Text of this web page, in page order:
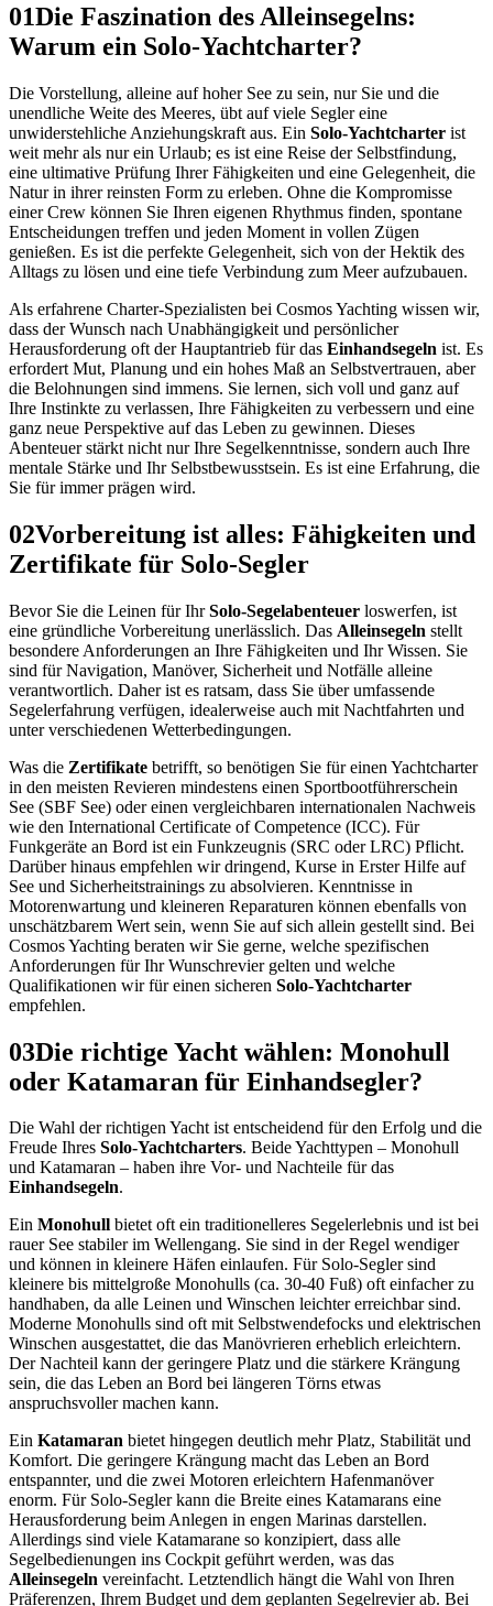
01Die Faszination des Alleinsegelns:
Warum ein Solo-Yachtcharter?
Die Vorstellung, alleine auf hoher See zu sein, nur Sie und die
unendliche Weite des Meeres, übt auf viele Segler eine
unwiderstehliche Anziehungskraft aus. Ein Solo-Yachtcharter ist
weit mehr als nur ein Urlaub; es ist eine Reise der Selbstfindung,
eine ultimative Prüfung Ihrer Fähigkeiten und eine Gelegenheit, die
Natur in ihrer reinsten Form zu erleben. Ohne die Kompromisse
einer Crew können Sie Ihren eigenen Rhythmus finden, spontane
Entscheidungen treffen und jeden Moment in vollen Zügen
genießen. Es ist die perfekte Gelegenheit, sich von der Hektik des
Alltags zu lösen und eine tiefe Verbindung zum Meer aufzubauen.
Als erfahrene Charter-Spezialisten bei Cosmos Yachting wissen wir,
dass der Wunsch nach Unabhängigkeit und persönlicher
Herausforderung oft der Hauptantrieb für das Einhandsegeln ist. Es
erfordert Mut, Planung und ein hohes Maß an Selbstvertrauen, aber
die Belohnungen sind immens. Sie lernen, sich voll und ganz auf
Ihre Instinkte zu verlassen, Ihre Fähigkeiten zu verbessern und eine
ganz neue Perspektive auf das Leben zu gewinnen. Dieses
Abenteuer stärkt nicht nur Ihre Segelkenntnisse, sondern auch Ihre
mentale Stärke und Ihr Selbstbewusstsein. Es ist eine Erfahrung, die
Sie für immer prägen wird.
02Vorbereitung ist alles: Fähigkeiten und
Zertifikate für Solo-Segler
Bevor Sie die Leinen für IhrSolo-Segelabenteuer loswerfen, ist
eine gründliche Vorbereitung unerlässlich. Das Alleinsegeln stellt
besondere Anforderungen an Ihre Fähigkeiten und Ihr Wissen. Sie
sind für Navigation, Manöver, Sicherheit und Notfälle alleine
verantwortlich. Daher ist es ratsam, dass Sie über umfassende
Segelerfahrung verfügen, idealerweise auch mit Nachtfahrten und
unter verschiedenen Wetterbedingungen.
Was die Zertifikate betrifft, so benötigen Sie für einen Yachtcharter
in den meisten Revieren mindestens einen Sportbootführerschein
See (SBF See) oder einen vergleichbaren internationalen Nachweis
wie den International Certificate of Competence (ICC). Für
Funkgeräte an Bord ist ein Funkzeugnis (SRC oder LRC) Pflicht.
Darüber hinaus empfehlen wir dringend, Kurse in Erster Hilfe auf
See und Sicherheitstrainings zu absolvieren. Kenntnisse in
Motorenwartung und kleineren Reparaturen können ebenfalls von
unschätzbarem Wert sein, wenn Sie auf sich allein gestellt sind. Bei
Cosmos Yachting beraten wir Sie gerne, welche spezifischen
Anforderungen für Ihr Wunschrevier gelten und welche
Qualifikationen wir für einen sicheren Solo-Yachtcharter
empfehlen.
03Die richtige Yacht wählen: Monohull
oder Katamaran für Einhandsegler?
Die Wahl der richtigen Yacht ist entscheidend für den Erfolg und die
Freude Ihres Solo-Yachtcharters. Beide Yachttypen – Monohull
und Katamaran – haben ihre Vor- und Nachteile für das
Einhandsegeln.
Ein Monohull bietet oft ein traditionelleres Segelerlebnis und ist bei
rauer See stabiler im Wellengang. Sie sind in der Regel wendiger
und können in kleinere Häfen einlaufen. Für Solo-Segler sind
kleinere bis mittelgroße Monohulls (ca. 30-40 Fuß) oft einfacher zu
handhaben, da alle Leinen und Winschen leichter erreichbar sind.
Moderne Monohulls sind oft mit Selbstwendefocks und elektrischen
Winschen ausgestattet, die das Manövrieren erheblich erleichtern.
Der Nachteil kann der geringere Platz und die stärkere Krängung
sein, die das Leben an Bord bei längeren Törns etwas
anspruchsvoller machen kann.
Ein Katamaran bietet hingegen deutlich mehr Platz, Stabilität und
Komfort. Die geringere Krängung macht das Leben an Bord
entspannter, und die zwei Motoren erleichtern Hafenmanöver
enorm. Für Solo-Segler kann die Breite eines Katamarans eine
Herausforderung beim Anlegen in engen Marinas darstellen.
Allerdings sind viele Katamarane so konzipiert, dass alle
Segelbedienungen ins Cockpit geführt werden, was das
Alleinsegeln vereinfacht. Letztendlich hängt die Wahl von Ihren
Präferenzen, Ihrem Budget und dem geplanten Segelrevier ab. Bei